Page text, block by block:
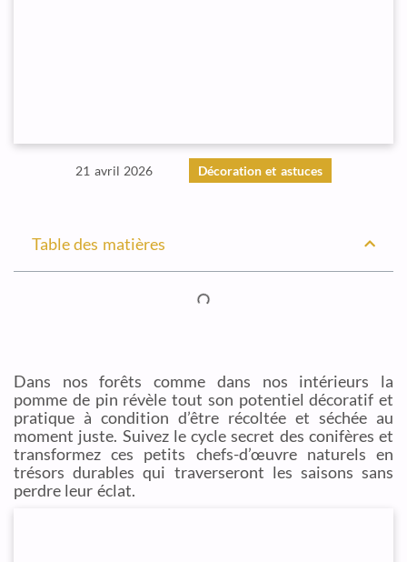
21 avril 2026 Décoration et astuces
Table des matières
Dans nos forêts comme dans nos intérieurs la
pomme de pin révèle tout son potentiel décoratif et
pratique à condition d’être récoltée et séchée au
moment juste. Suivez le cycle secret des conifères et
transformez ces petits chefs-d’œuvre naturels en
trésors durables qui traverseront les saisons sans
perdre leur éclat.